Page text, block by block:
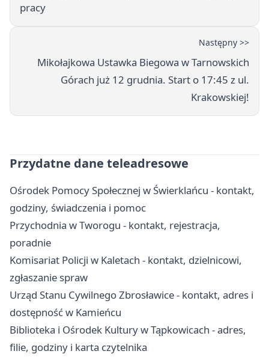
pracy
Następny >>
Mikołajkowa Ustawka Biegowa w Tarnowskich
Górach już 12 grudnia. Start o 17:45 z ul.
Krakowskiej!
Przydatne dane teleadresowe
Ośrodek Pomocy Społecznej w Świerklańcu - kontakt,
godziny, świadczenia i pomoc
Przychodnia w Tworogu - kontakt, rejestracja,
poradnie
Komisariat Policji w Kaletach - kontakt, dzielnicowi,
zgłaszanie spraw
Urząd Stanu Cywilnego Zbrosławice - kontakt, adres i
dostępność w Kamieńcu
Biblioteka i Ośrodek Kultury w Tąpkowicach - adres,
filie, godziny i karta czytelnika